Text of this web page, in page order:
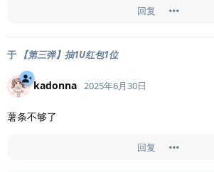
回复
于 【第三弹】抽1U红包1位
kadonna 2025年6月30日
薯条不够了
回复